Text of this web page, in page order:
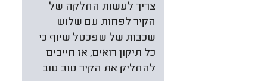
צריך לעשות החלקה של
הקיר לפחות עם שלוש
שכבות של שפכטל שיוף כי
כל תיקון רואים, אז חייבים
להחליק את הקיר טוב טוב